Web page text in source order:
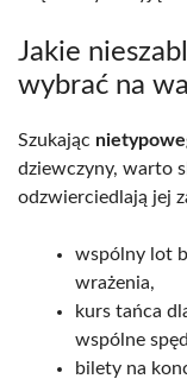
Jakie
wybrać na
Szukając
dziewczyny, warto
odzwierciedlają jej
wspólny lot
wrażenia,
kurs tańca
wspólne
bilety na